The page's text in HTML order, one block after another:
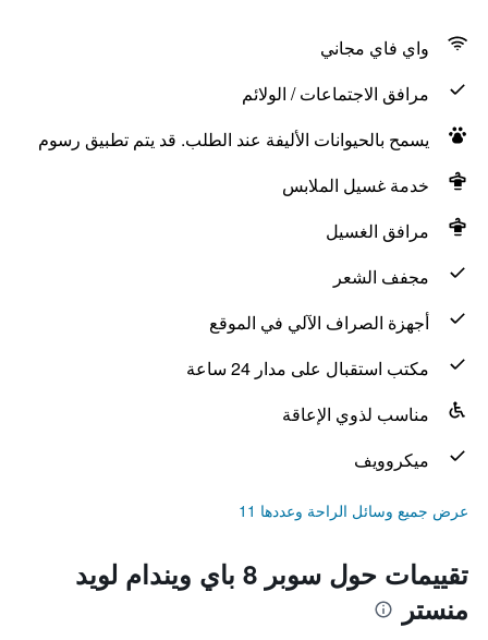
واي فاي مجاني
مرافق الاجتماعات / الولائم
يسمح بالحيوانات الأليفة عند الطلب. قد يتم تطبيق رسوم
خدمة غسيل الملابس
مرافق الغسيل
مجفف الشعر
أجهزة الصراف الآلي في الموقع
مكتب استقبال على مدار 24 ساعة
مناسب لذوي الإعاقة
ميكروويف
عرض جميع وسائل الراحة وعددها 11
تقييمات حول سوبر 8 باي ويندام لويد
منستر